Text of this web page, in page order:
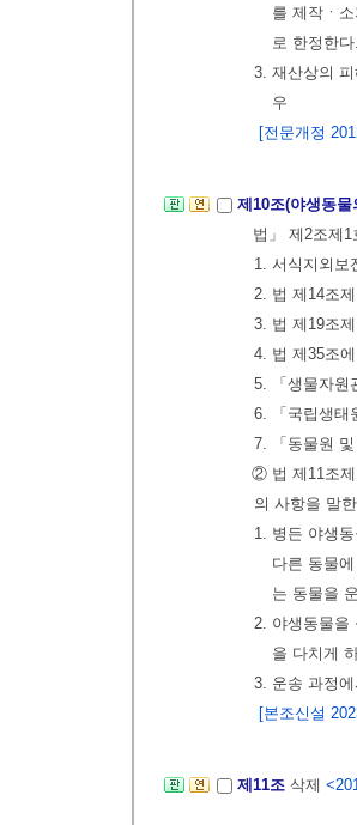
를 제작ㆍ
로 한정한
3. 재산상의
우
[전문개정
제10조(야생동
법」 제2조제
1. 서식지외보
2. 법 제14조
3. 법 제19조
4. 법 제35조
5. 「생물자원
6. 「국립생태
7. 「동물원
② 법 제11조제
의 사항을 말
1. 병든 야생
다른 동물
는 동물을
2. 야생동물을
을 다치게
3. 운송 과정
[본조신설
제11조 삭제